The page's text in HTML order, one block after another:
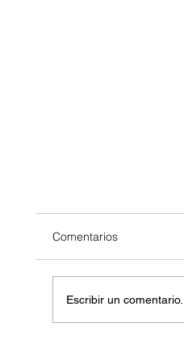
Comentarios
Escribir un comentario...